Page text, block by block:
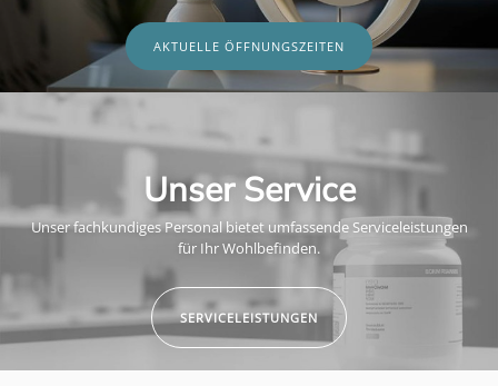
AKTUELLE ÖFFNUNGSZEITEN
Unser Service
Unser fachkundiges Personal bietet umfassende Serviceleistungen
für Ihr Wohlbefinden.
SERVICELEISTUNGEN